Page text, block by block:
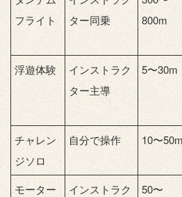
フライト
ター同乗
800m
浮遊体験
インストラク
ター主導
5〜30m
チャレン
ジソロ
自分で操作 10〜50m
モーター
インストラク
50〜